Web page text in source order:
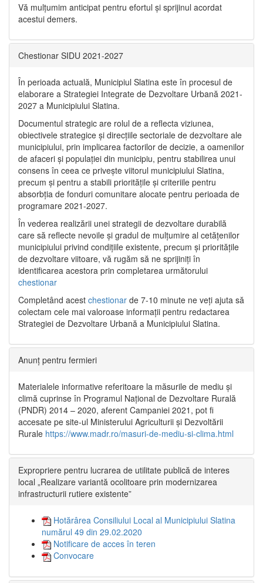
Vă mulţumim anticipat pentru efortul şi sprijinul acordat
acestui demers.
Chestionar SIDU 2021-2027
În perioada actuală, Municipiul Slatina este în procesul de
elaborare a Strategiei Integrate de Dezvoltare Urbană 2021‐
2027 a Municipiului Slatina.
Documentul strategic are rolul de a reflecta viziunea,
obiectivele strategice și direcțiile sectoriale de dezvoltare ale
municipiului, prin implicarea factorilor de decizie, a oamenilor
de afaceri și populației din municipiu, pentru stabilirea unui
consens în ceea ce privește viitorul municipiului Slatina,
precum și pentru a stabili prioritățile și criteriile pentru
absorbția de fonduri comunitare alocate pentru perioada de
programare 2021-2027.
În vederea realizării unei strategii de dezvoltare durabilă
care să reflecte nevoile și gradul de mulțumire al cetățenilor
municipiului privind condițiile existente, precum și prioritățile
de dezvoltare viitoare, vă rugăm să ne sprijiniți în
identificarea acestora prin completarea următorului
chestionar
Completând acest chestionar de 7-10 minute ne veți ajuta să
colectam cele mai valoroase informații pentru redactarea
Strategiei de Dezvoltare Urbană a Municipiului Slatina.
Anunț pentru fermieri
Materialele informative referitoare la măsurile de mediu și
climă cuprinse în Programul Național de Dezvoltare Rurală
(PNDR) 2014 – 2020, aferent Campaniei 2021, pot fi
accesate pe site-ul Ministerului Agriculturii și Dezvoltării
Rurale https://www.madr.ro/masuri-de-mediu-si-clima.html
Expropriere pentru lucrarea de utilitate publică de interes
local „Realizare variantă ocolitoare prin modernizarea
infrastructurii rutiere existente”
Hotărârea Consiliului Local al Municipiului Slatina
numărul 49 din 29.02.2020
Notificare de acces în teren
Convocare